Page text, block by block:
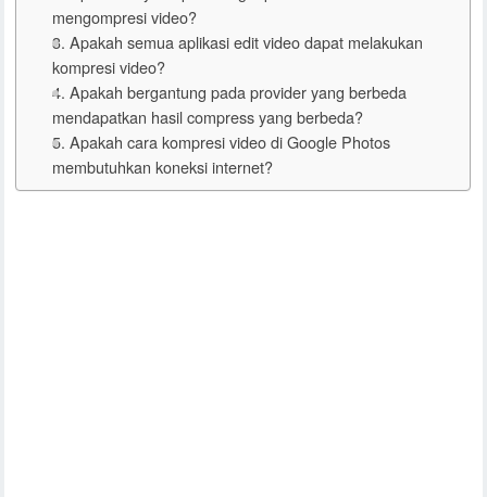
mengompresi video?
3. Apakah semua aplikasi edit video dapat melakukan
kompresi video?
4. Apakah bergantung pada provider yang berbeda
mendapatkan hasil compress yang berbeda?
5. Apakah cara kompresi video di Google Photos
membutuhkan koneksi internet?